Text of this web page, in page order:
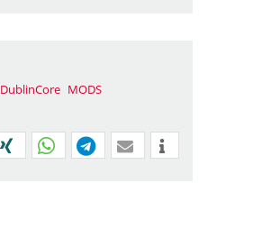
DublinCore MODS